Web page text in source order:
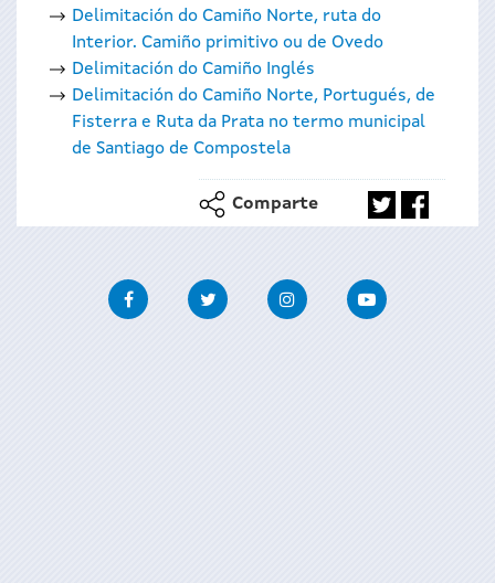
Delimitación do Camiño Norte, ruta do
Interior. Camiño primitivo ou de Ovedo
Delimitación do Camiño Inglés
Delimitación do Camiño Norte, Portugués, de
Fisterra e Ruta da Prata no termo municipal
de Santiago de Compostela
Comparte
FacebookTwitter InstagramYoutube